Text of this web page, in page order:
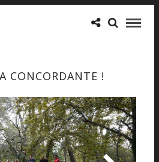
CONCORDANTE !